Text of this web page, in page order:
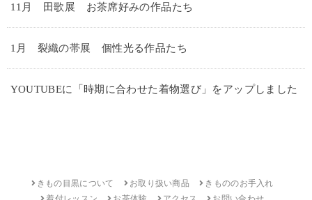
11月 田歌展 お茶席好みの作品たち
1月 裂織の帯展 個性光る作品たち
YOUTUBEに「時期に合わせた着物選び」をアップしました
きもの目黒について お取り扱い商品
きもののお手入れ